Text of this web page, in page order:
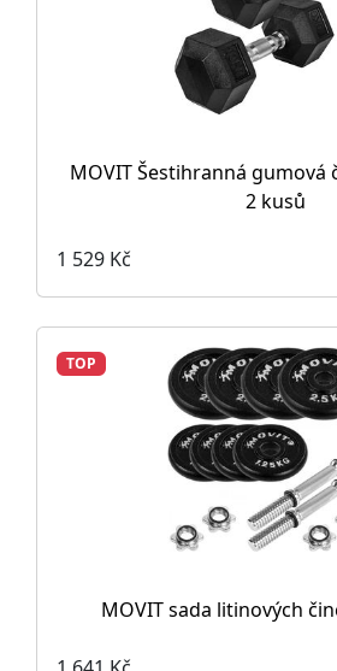
MOVIT Šestihranná gumová
2 kusů
1 529 Kč
TOP
MOVIT sada litinových